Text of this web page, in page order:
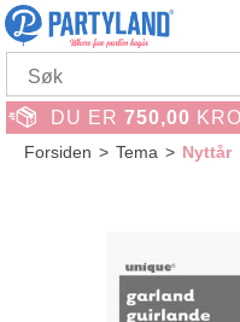
DU ER 750,00
Forsiden>Tema>Nyttår